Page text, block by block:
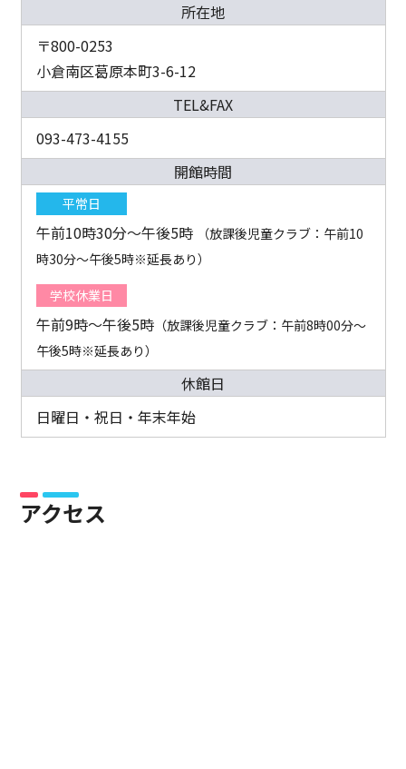
所在地
〒800-0253
小倉南区葛原本町3-6-12
TEL&FAX
093-473-4155
開館時間
平常日
午前10時30分～午後5時
（放課後児童クラブ：午前10
時30分～午後5時※延長あり）
学校休業日
午前9時～午後5時（放課後児童クラブ：午前8時00分～
午後5時※延長あり）
休館日
日曜日・祝日・年末年始
アクセス